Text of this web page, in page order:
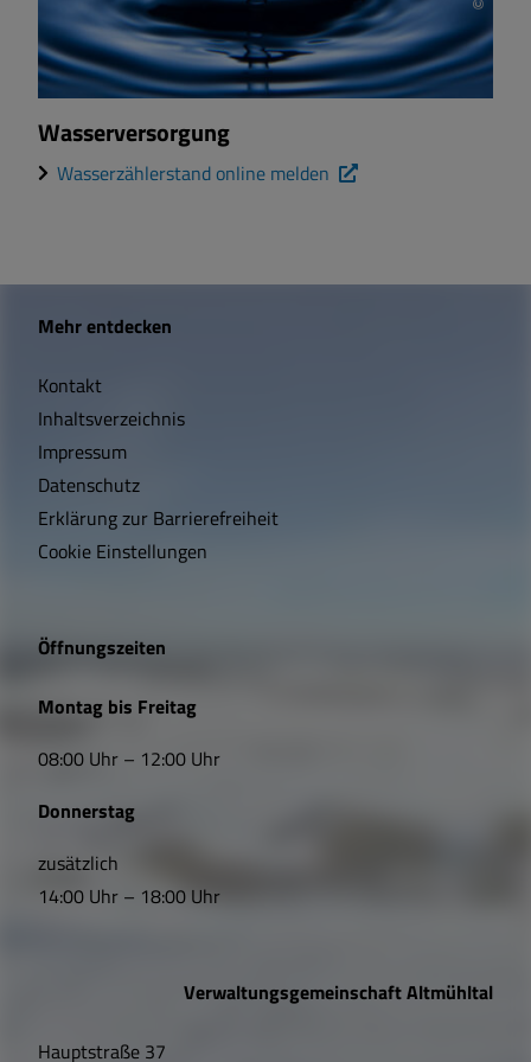
Wasserversorgung
Wasserzählerstand online melden
W
c
h
t
i
e
L
n
k
s
Mehr entdecken
Kontakt
Inhaltsverzeichnis
Impressum
Datenschutz
Erklärung zur Barrierefreiheit
Cookie Einstellungen
Öffnungszeiten
Montag bis Freitag
08:00 Uhr – 12:00 Uhr
Donnerstag
zusätzlich
14:00 Uhr – 18:00 Uhr
Verwaltungsgemeinschaft Altmühltal
Hauptstraße 37